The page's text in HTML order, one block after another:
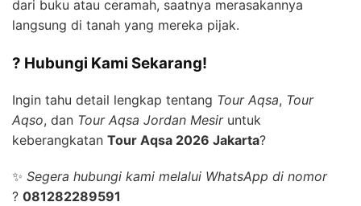
dari buku atau ceramah, saatnya merasakannya
langsung di tanah yang mereka pijak.
? Hubungi Kami Sekarang!
Ingin tahu detail lengkap tentang Tour Aqsa, Tour
Aqso, dan Tour Aqsa Jordan Mesiruntuk
keberangkatan Tour Aqsa 2026 Jakarta?
✨ Segera hubungi kami melalui WhatsApp di nomor
? 081282289591